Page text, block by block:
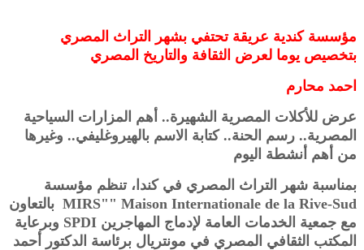
مؤسسة كندية عريقة تحتفي بشهر التراث المصري
بتخصيص يوما لعرض الثقافة والتاريخ المصري
احمد محارم
عرض للأكلات المصرية الشهيرة.. أهم المزارات السياحية
المصرية.. رسم الحنة.. كتابة الاسم بالهيروغليفي.. وغيرها
من أهم أنشطة اليوم
بمناسبة شهر التراث المصري في كندا، تنظم مؤسسة
MIRS"" Maison Internationale de la Rive-Sud بالتعاون
مع جمعية الخدمات العامة لإدماج المهاجرين SPDI وبرعاية
المكتب الثقافي المصري في مونتريال برئاسة الدكتور أحمد